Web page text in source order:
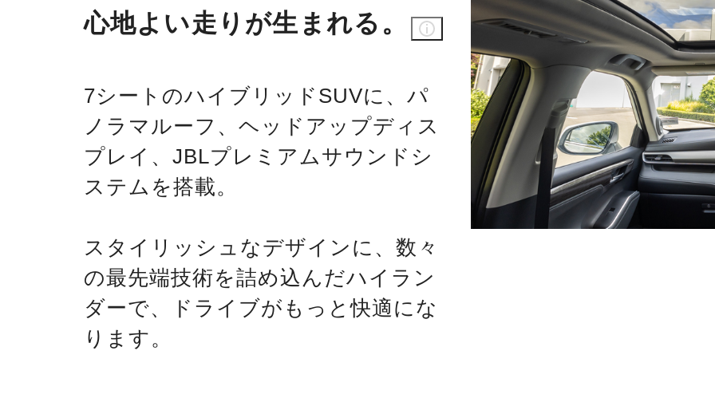
心地よい走りが生まれる。
7シートのハイブリッドSUVに、パ
ノラマルーフ、ヘッドアップディス
プレイ、JBLプレミアムサウンドシ
ステムを搭載。
スタイリッシュなデザインに、数々
の最先端技術を詰め込んだハイラン
ダーで、ドライブがもっと快適にな
ります。